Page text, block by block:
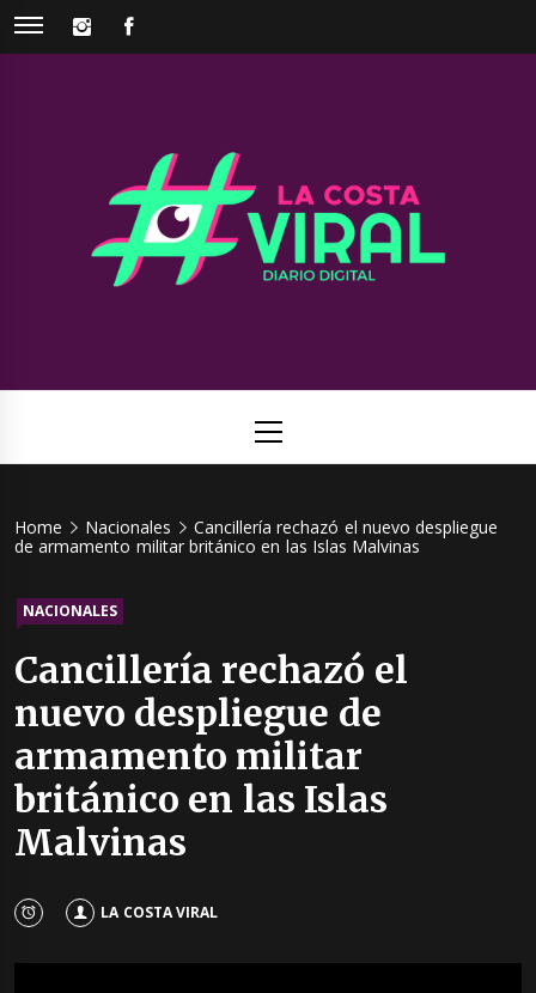
Skip
INSTAGRAM
Viral
Menu
Home Nacionales
Cancillería rechazó el nuevo despliegue
de armamento militar británico en las Islas Malvinas
NACIONALES
Cancillería rechazó el
nuevo despliegue de
armamento militar
británico en las Islas
Malvinas
LA COSTA VIRAL